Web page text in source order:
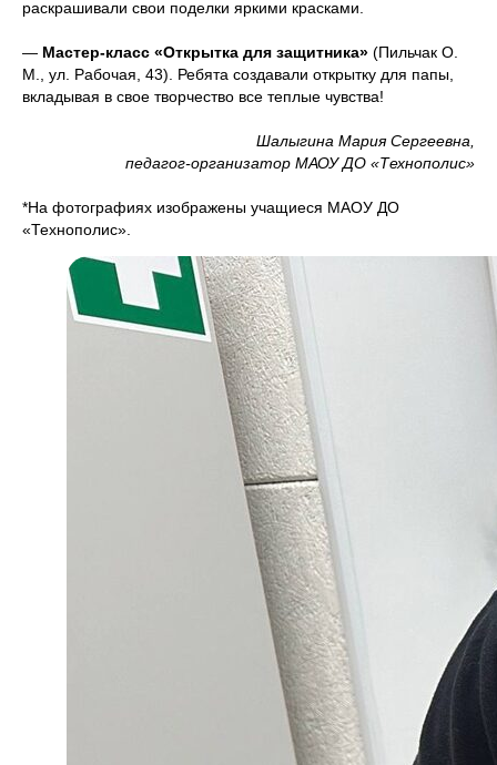
раскрашивали свои поделки яркими красками.
— Мастер-класс «Открытка для защитника» (Пильчак О.
М., ул. Рабочая, 43). Ребята создавали открытку для папы,
вкладывая в свое творчество все теплые чувства!
Шалыгина Мария Сергеевна,
педагог-организатор МАОУ ДО «Технополис»
*На фотографиях изображены учащиеся МАОУ ДО
«Технополис».